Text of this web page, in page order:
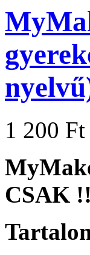
1 200 Ft
CSAK